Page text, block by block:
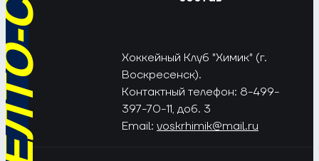
Хоккейный Клуб "Химик" (г.
Воскресенск).
Контактный телефон: 8-499-
397-70-11, доб. 3
Email: voskrhimik@mail.ru